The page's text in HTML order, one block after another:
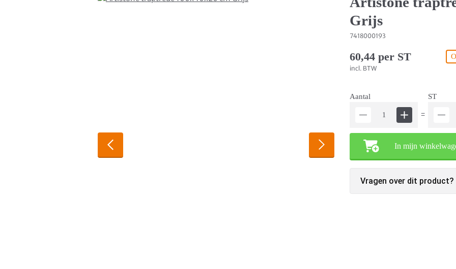
Grijs
7418000193
60,44 per ST
incl. BTW
Aantal
=
ST
In mijn
Vragen over dit product?